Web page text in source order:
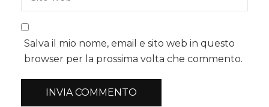
Salva il mio nome, email e sito web in questo
browser per la prossima volta che commento.